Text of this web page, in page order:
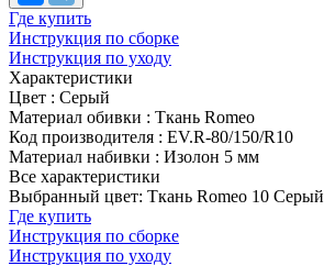
Где купить
Инструкция по сборке
Инструкция по уходу
Характеристики
Цвет : Серый
Материал обивки : Ткань Romeo
Код производителя : EV.R-80/150/R10
Материал набивки : Изолон 5 мм
Все характеристики
Выбранный цвет: Ткань Romeo 10 Серый
Где купить
Инструкция по сборке
Инструкция по уходу